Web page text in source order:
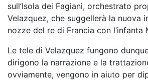
sull’Isola dei Fagiani, orchestrato
Velazquez, che suggellerà la nuova
nozze del re di Francia con l’infanta
Le tele di Velazquez fungono
dirigono la narrazione e la
ovviamente, vengono in aiuto per